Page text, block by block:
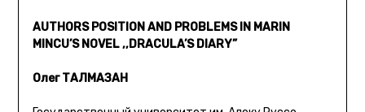
AUTHORS POSITION AND PROBLEMS IN MARIN
MINCU’S NOVEL ,,DRACULA’S DIARY”
Олег ТАЛМАЗАН